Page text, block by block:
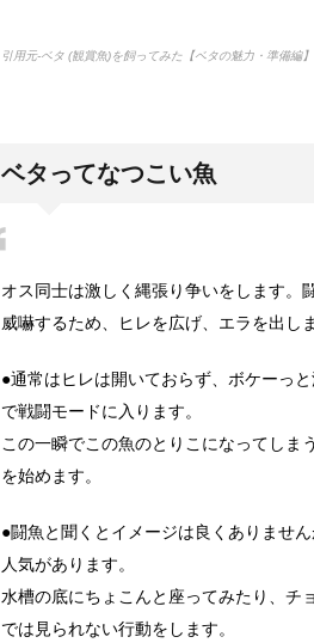
「おなかが痛い」という経
癒しを与えてくれるメ
かつては小川によく見かけ
点滴でできたむくみを
点滴を受けた後に、むくみ
引用元-ベタ (観賞魚)を飼ってみた【ベタの魅力・準備編
ベタってなつこい魚
オス同士は激しく縄張り争いをします。
威嚇するため、ヒレを広げ、エラを出しま
●通常はヒレは開いておらず、ボケーっ
で戦闘モードに入ります。
この一瞬でこの魚のとりこになってしま
を始めます。
●闘魚と聞くとイメージは良くありませ
人気があります。
水槽の底にちょこんと座ってみたり、チ
では見られない行動をします。